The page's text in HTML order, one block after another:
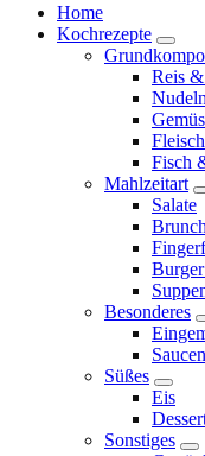
Home
Kochrezepte
expand
child
menu
Reis
Fleisch
Fisch
Mahlzeitart
Salate
Besonderes
Süßes
expand
child
menu
Eis
Sonstiges